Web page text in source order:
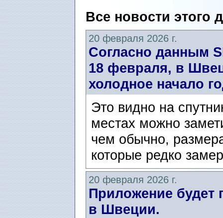
Все новости этого
20 февраля 2026 г.
Согласно данным
18 февраля, в
холодное начало
Это видно на
местах можно
чем обычно,
которые редко
20 февраля 2026 г.
Приложение будет
в Швеции.